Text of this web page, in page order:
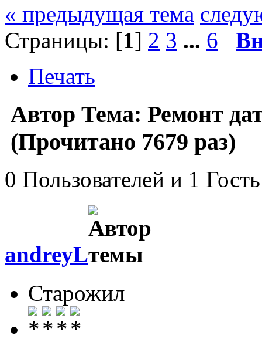
« предыдущая тема
Страницы: [1] 2 3 ... 6
Печать
Автор Тема: Ремонт
(Прочитано 7679 раз)
0 Пользователей и 1
andreyL
Старожил